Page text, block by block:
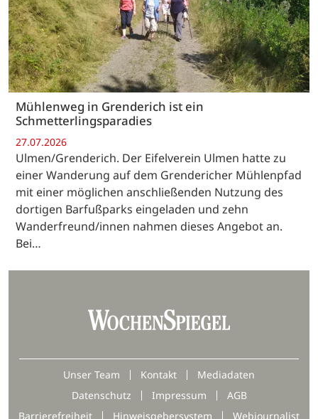
Mühlenweg in Grenderich ist ein
Schmetterlingsparadies
27.07.2026
Ulmen/Grenderich. Der Eifelverein Ulmen hatte zu
einer Wanderung auf dem Grendericher Mühlenpfad
mit einer möglichen anschließenden Nutzung des
dortigen Barfußparks eingeladen und zehn
Wanderfreund/innen nahmen dieses Angebot an.
Bei…
Unser Team Kontakt
Mediadaten
Datenschutz
Impressum
AGB
Barrierefreiheit
Hinweisgebersystem Webjournalist